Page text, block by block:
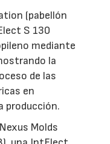
(pabellón
S 130
mediante
la
de las
en
producción.
Molds